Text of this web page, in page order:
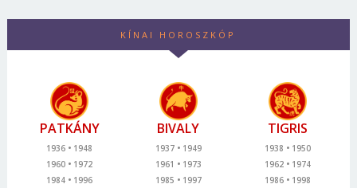
KÍNAI HOROSZKÓP
PATKÁNY
1936
1948
1960
1972
1984
1996
BIVALY
1937
1949
1961
1973
1985
1997
TIGRIS
1938
1950
1962
1974
1986
1998